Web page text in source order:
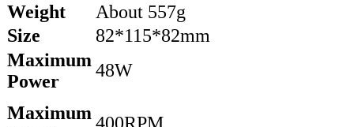
Weight
About 557g
Size
82*115*82mm
Maximum
Power
48W
Maximum